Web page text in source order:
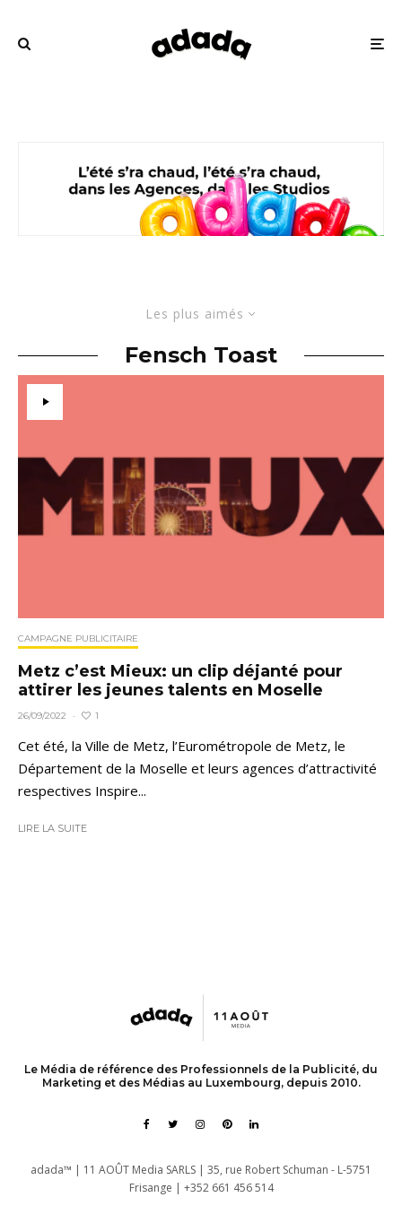
Les plus aimés
Fensch Toast
CAMPAGNE PUBLICITAIRE
Metz c’est Mieux: un clip déjanté pour
attirer les jeunes talents en Moselle
26/09/2022 · 1
Cet été, la Ville de Metz, l’Eurométropole de Metz, le
Département de la Moselle et leurs agences d’attractivité
respectives Inspire...
LIRE LA SUITE
Le Média de référence des Professionnels de la Publicité, du
Marketing et des Médias au Luxembourg, depuis 2010.
adada™ | 11 AOÛT Media SARLS | 35, rue Robert Schuman - L-5751
Frisange | +352 661 456 514